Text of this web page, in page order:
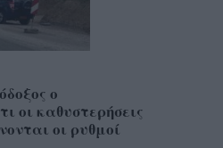
ο
οι καθυστερήσεις
οι ρυθμοί